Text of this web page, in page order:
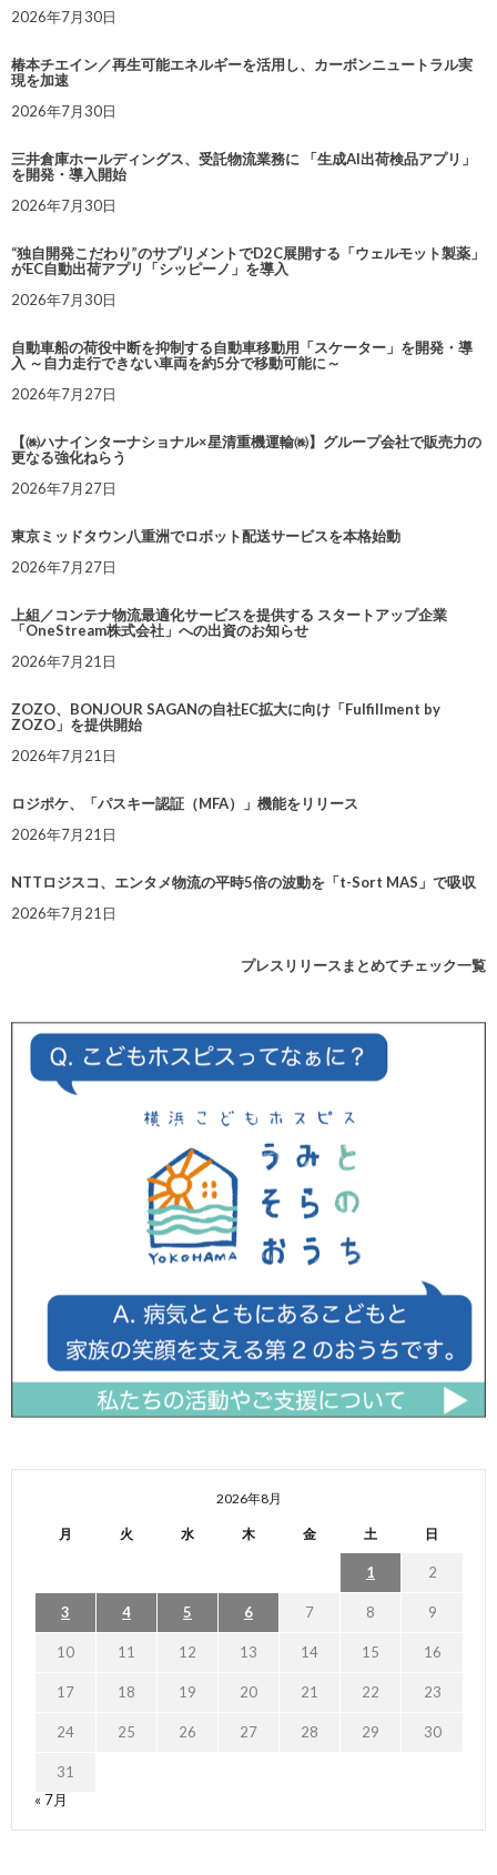
2026年7月30日
椿本チエイン／再生可能エネルギーを活用し、カーボンニュートラル実
現を加速
2026年7月30日
三井倉庫ホールディングス、受託物流業務に 「生成AI出荷検品アプリ」
を開発・導入開始
2026年7月30日
“独自開発こだわり”のサプリメントでD2C展開する「ウェルモット製薬」
がEC自動出荷アプリ「シッピーノ」を導入
2026年7月30日
自動車船の荷役中断を抑制する自動車移動用「スケーター」を開発・導
入 ～自力走行できない車両を約5分で移動可能に～
2026年7月27日
【㈱ハナインターナショナル×星清重機運輸㈱】グループ会社で販売力の
更なる強化ねらう
2026年7月27日
東京ミッドタウン八重洲でロボット配送サービスを本格始動
2026年7月27日
上組／コンテナ物流最適化サービスを提供する スタートアップ企業
「OneStream株式会社」への出資のお知らせ
2026年7月21日
ZOZO、BONJOUR SAGANの自社EC拡大に向け「Fulfillment by
ZOZO」を提供開始
2026年7月21日
ロジポケ、「パスキー認証（MFA）」機能をリリース
2026年7月21日
NTTロジスコ、エンタメ物流の平時5倍の波動を「t-Sort MAS」で吸収
2026年7月21日
プレスリリースまとめてチェック一覧
2026年8月
月 火 水 木 金 土 日
1 2
3 4 5 6 7 8 9
10 11 12 13 14 15 16
17 18 19 20 21 22 23
24 25 26 27 28 29 30
31
« 7月